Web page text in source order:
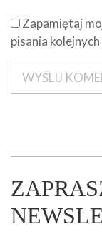
Zapamiętaj
pisania